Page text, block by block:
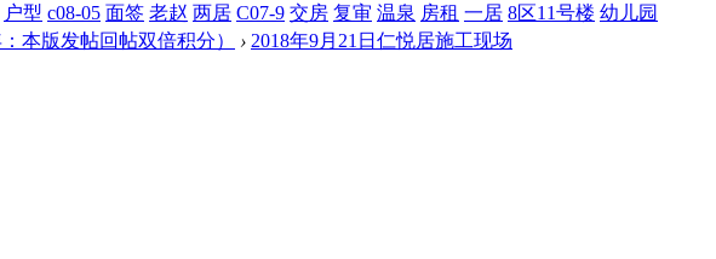
户型 c08-05 面签 老赵 两居 C07-9 交房 复审 温泉 房租 一居 8区11号楼 幼儿园
本版发帖回帖双倍积分） › 2018年9月21日仁悦居施工现场